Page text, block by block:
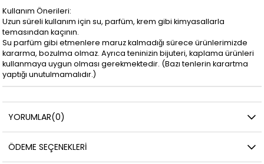
Kullanım Önerileri:
Uzun süreli kullanım için su, parfüm, krem gibi kimyasallarla
temasından kaçının.
Su parfüm gibi etmenlere maruz kalmadığı sürece ürünlerimizde
kararma, bozulma olmaz. Ayrıca teninizin bijuteri, kaplama ürünleri
kullanmaya uygun olması gerekmektedir. (Bazı tenlerin karartma
yaptığı unutulmamalıdır.)
YORUMLAR(0)
ÖDEME SEÇENEKLERI